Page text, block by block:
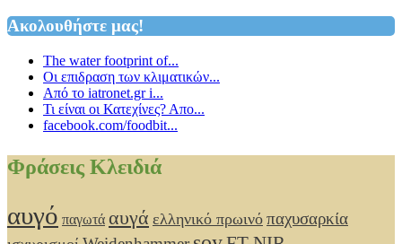
Ακολουθήστε μας!
The water footprint of...
Οι επιδραση των κλιματικών...
Από το iatronet.gr i...
Τι είναι οι Κατεχίνες? Απο...
facebook.com/foodbit...
Φράσεις Κλειδιά
αυγό παγωτά αυγά ελληνικό πρωινό παχυσαρκία